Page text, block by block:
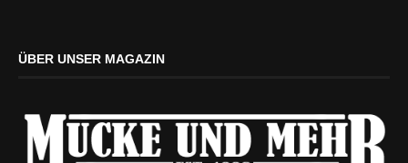
ÜBER UNSER MAGAZIN